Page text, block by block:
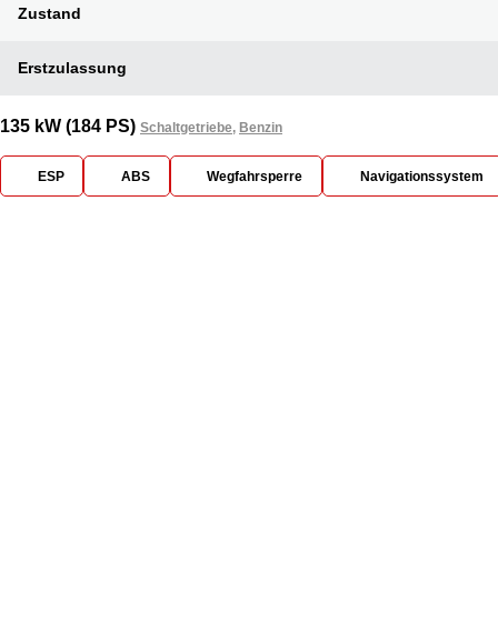
Zustand
Erstzulassung
135 kW (184 PS) Schaltgetriebe, Benzin
ESP ABS Wegfahrsperre Navigationssystem